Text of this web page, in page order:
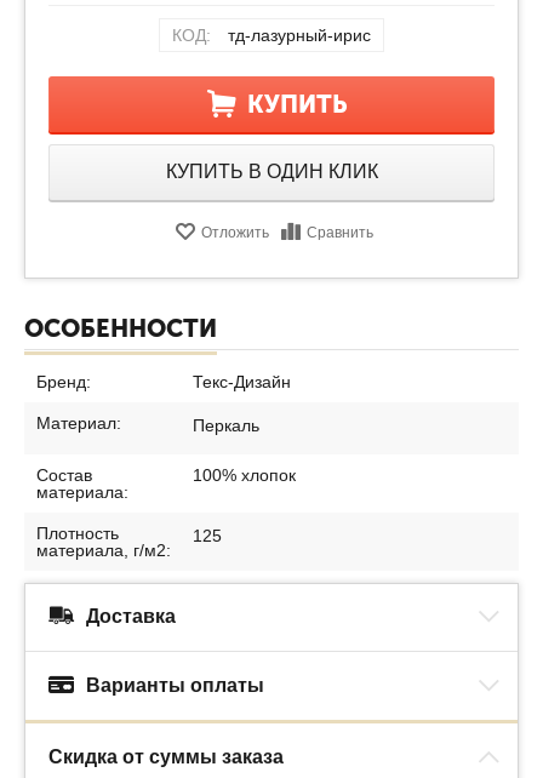
КОД: тд-лазурный-ирис
КУПИТЬ
КУПИТЬ В ОДИН КЛИК
Отложить Сравнить
ОСОБЕННОСТИ
Бренд: Текс-Дизайн
Материал: Перкаль
Состав
материала:
100% хлопок
Плотность
материала, г/м2:
125
Доставка
Варианты оплаты
Скидка от суммы заказа